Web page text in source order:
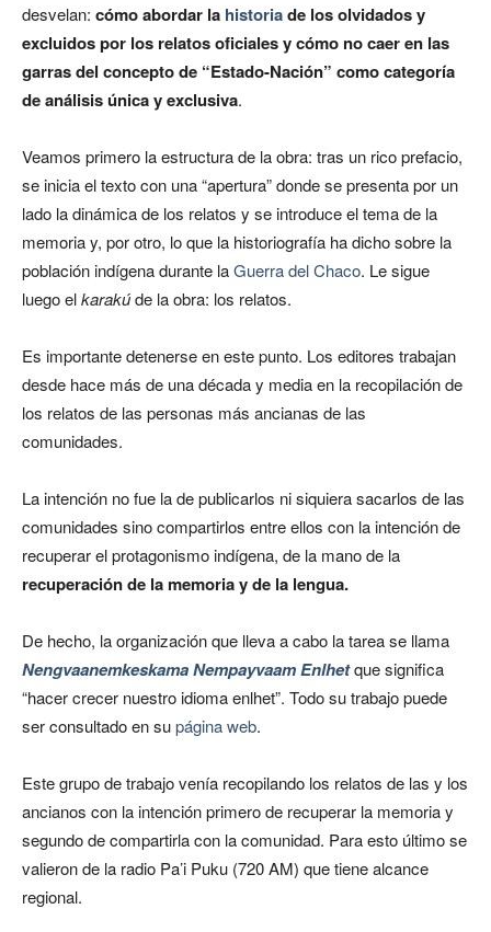
desvelan: cómo abordar la historiade los olvidados y
excluidos por los relatos oficiales y cómo no caer en las
garras del concepto de “Estado-Nación” como categoría
de análisis única y exclusiva.
Veamos primero la estructura de la obra: tras un rico prefacio,
se inicia el texto con una “apertura” donde se presenta por un
lado la dinámica de los relatos y se introduce el tema de la
memoria y, por otro, lo que la historiografía ha dicho sobre la
población indígena durante laGuerra del Chaco. Le sigue
luego elkarakúde la obra: los relatos.
Es importante detenerse en este punto. Los editores trabajan
desde hace más de una década y media en la recopilación de
los relatos de las personas más ancianas de las
comunidades.
La intención no fue la de publicarlos ni siquiera sacarlos de las
comunidades sino compartirlos entre ellos con la intención de
recuperar el protagonismo indígena, de la mano de la
recuperación de la memoria y de la lengua.
De hecho, la organización que lleva a cabo la tarea se llama
Nengvaanemkeskama Nempayvaam Enlhetque significa
“hacer crecer nuestro idioma enlhet”. Todo su trabajo puede
ser consultado en supágina web.
Este grupo de trabajo venía recopilando los relatos de las y los
ancianos con la intención primero de recuperar la memoria y
segundo de compartirla con la comunidad. Para esto último se
valieron de la radio Pa’i Puku (720 AM) que tiene alcance
regional.